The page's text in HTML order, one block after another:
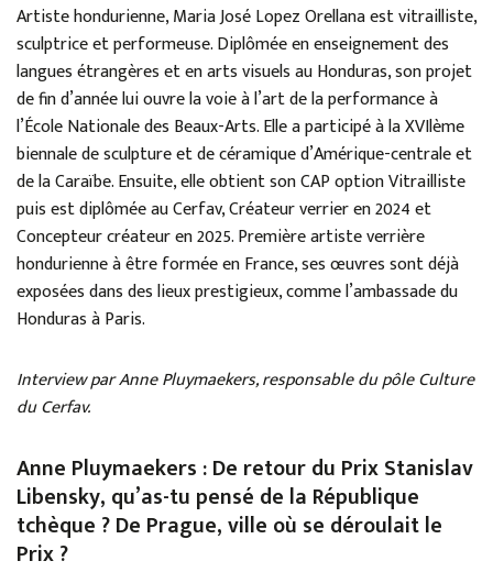
Artiste hondurienne, Maria José Lopez Orellana est vitrailliste,
sculptrice et performeuse. Diplômée en enseignement des
langues étrangères et en arts visuels au Honduras, son projet
de fin d’année lui ouvre la voie à l’art de la performance à
l’École Nationale des Beaux-Arts. Elle a participé à la XVIlème
biennale de sculpture et de céramique d’Amérique-centrale et
de la Caraïbe. Ensuite, elle obtient son CAP option Vitrailliste
puis est diplômée au Cerfav, Créateur verrier en 2024 et
Concepteur créateur en 2025. Première artiste verrière
hondurienne à être formée en France, ses œuvres sont déjà
exposées dans des lieux prestigieux, comme l’ambassade du
Honduras à Paris.
Interview par Anne Pluymaekers, responsable du pôle Culture
du Cerfav.
Anne Pluymaekers : De retour du Prix Stanislav
Libensky, qu’as-tu pensé de la République
tchèque ? De Prague, ville où se déroulait le
Prix ?